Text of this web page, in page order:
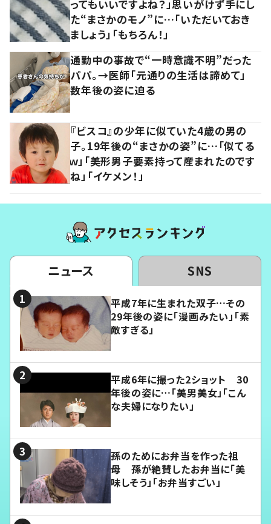
ってもいいですよね？」思いがけず手にし
た“まさかのモノ”に…「いただいておき
ましょう」「もちろん！」
通勤中の事故で“一時意識不明”だった
パパ。→医師「元通りの生活は諦めて」
数年後の姿に迫る
『ビスコ』の少年に似ていた4歳の男の
子。19年後の“まさかの姿”に…「似てる
ｗ」「美形男子要素持って産まれたのです
ね」「イケメン！」
ニュース SNS
平成7年に生まれた双子…その
29年後の姿に「漫画みたい」「素
敵すぎる」
平成6年に撮った2ショット 30
年後の姿に…「美男美女」「こん
な夫婦になりたい」
孫のためにお弁当を作った祖
母 孫が絶賛したお弁当に「美
味しそう」「お弁当すごい」